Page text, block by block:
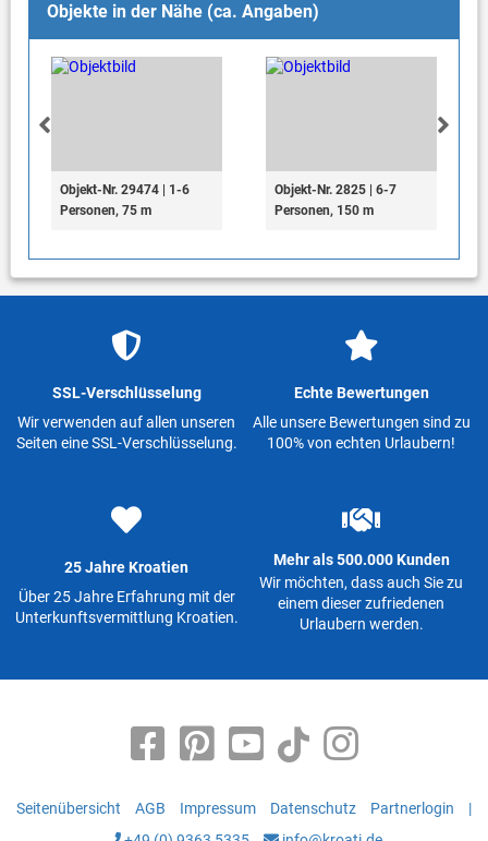
Objekte in der Nähe (ca. Angaben)
Objekt-Nr. 29474 | 1-6
Personen, 75 m
Objekt-Nr. 2825 | 6-7
Personen, 150 m
SSL-Verschlüsselung
Wir verwenden auf allen unseren
Seiten eine SSL-Verschlüsselung.
Echte Bewertungen
Alle unsere Bewertungen sind zu
100% von echten Urlaubern!
25 Jahre Kroatien
Über 25 Jahre Erfahrung mit der
Unterkunftsvermittlung Kroatien.
Mehr als 500.000 Kunden
Wir möchten, dass auch Sie zu
einem dieser zufriedenen
Urlaubern werden.
Seitenübersicht AGB Impressum Datenschutz Partnerlogin
|